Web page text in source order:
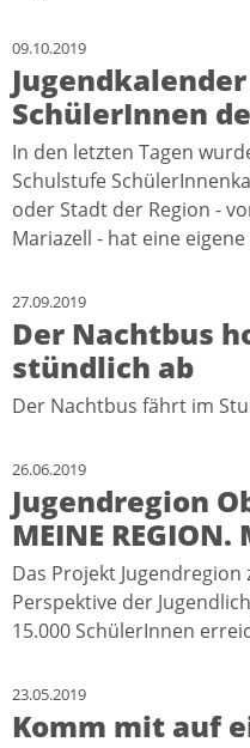
09.10.2019
SchülerInnen
In den letzten Tagen
Schulstufe
oder Stadt der Region -
Mariazell - hat eine eigene
27.09.2019
Der Nachtbus
stündlich ab
Der Nachtbus fährt im
26.06.2019
Jugendregion
MEINE REGION.
Das Projekt
Perspektive der
15.000 SchülerInnen
23.05.2019
Komm mit auf